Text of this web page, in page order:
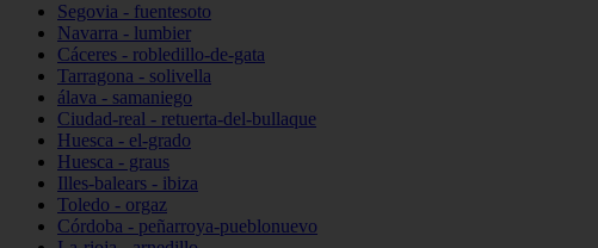
Segovia - fuentesoto
Navarra - lumbier
Cáceres - robledillo-de-gata
Tarragona - solivella
álava - samaniego
Ciudad-real - retuerta-del-bullaque
Huesca - el-grado
Huesca - graus
Illes-balears - ibiza
Toledo - orgaz
Córdoba - peñarroya-pueblonuevo